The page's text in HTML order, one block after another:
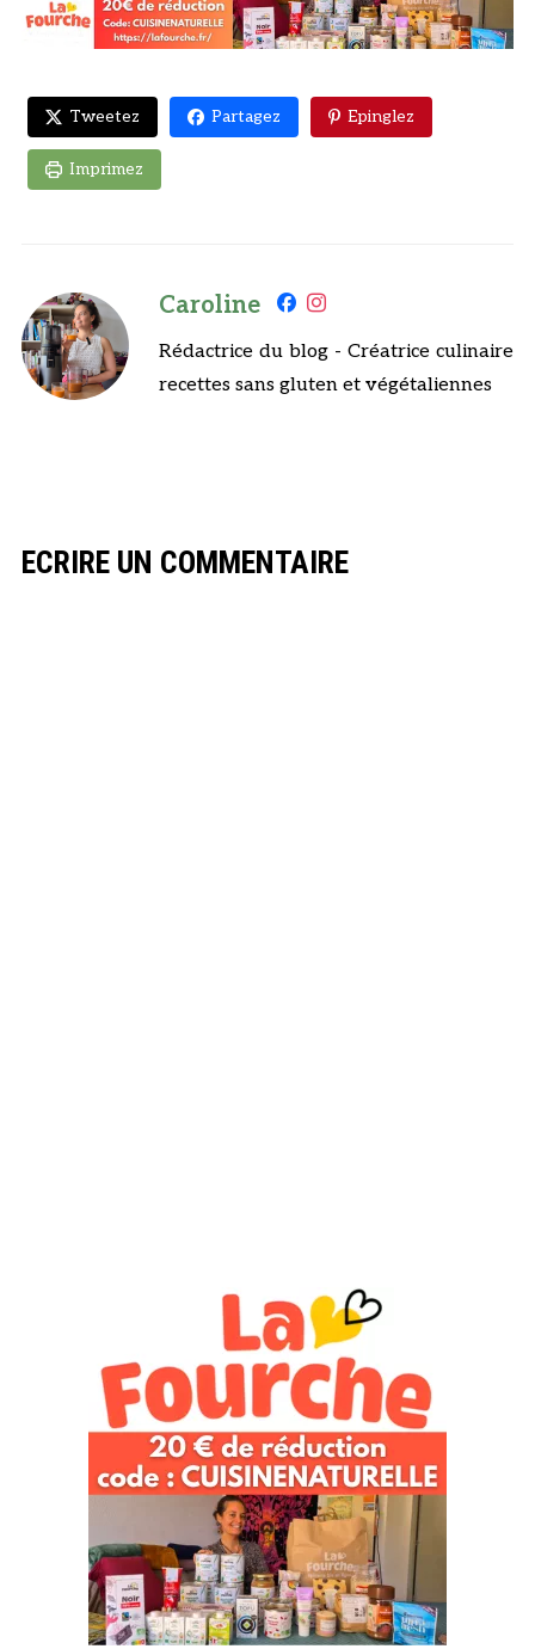
Tweetez Partagez Epinglez
Imprimez
Caroline
Rédactrice du blog - Créatrice culinaire
recettes sans gluten et végétaliennes
ECRIRE UN COMMENTAIRE